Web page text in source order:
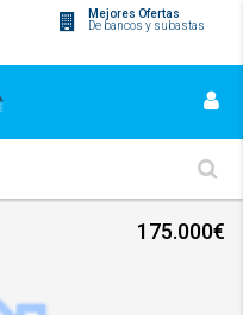
Mejores Ofertas
De bancos y subastas
175.000€